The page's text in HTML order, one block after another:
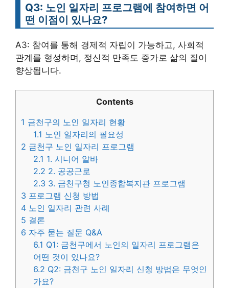
Q3: 노인 일자리 프로그램에 참여하면 어
떤 이점이 있나요?
A3: 참여를 통해 경제적 자립이 가능하고, 사회적
관계를 형성하며, 정신적 만족도 증가로 삶의 질이
향상됩니다.
Contents
1 금천구의 노인 일자리 현황
1.1 노인 일자리의 필요성
2 금천구 노인 일자리 프로그램
2.1 1. 시니어 알바
2.2 2. 공공근로
2.3 3. 금천구청 노인종합복지관 프로그램
3 프로그램 신청 방법
4 노인 일자리 관련 사례
5 결론
6 자주 묻는 질문 Q&A
6.1 Q1: 금천구에서 노인의 일자리 프로그램은
어떤 것이 있나요?
6.2 Q2: 금천구 노인 일자리 신청 방법은 무엇인
가요?